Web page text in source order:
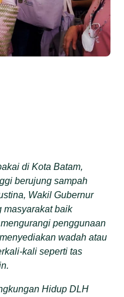
di Kota Batam,
berujung sampah
Wakil Gubernur
masyarakat baik
penggunaan
wadah atau
kali seperti tas
Hidup DLH